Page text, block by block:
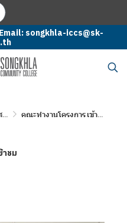
songkhla-iccs@sk-
คณะทำงานโครงการ เข้าพบสวัสดีปีใหม่ 2567 ปลัดอาวุโสสะบ้าย้อย
าชม